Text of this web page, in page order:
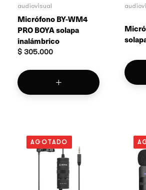
audiovisual
Micrófono BY-WM4
PRO BOYA solapa
inalámbrico
$ 305.000
AGOTADO